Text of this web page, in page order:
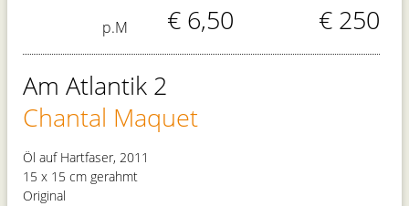
p.M € 6,50
€ 250
Am Atlantik 2
Chantal Maquet
Öl auf Hartfaser, 2011
15 x 15 cm gerahmt
Original